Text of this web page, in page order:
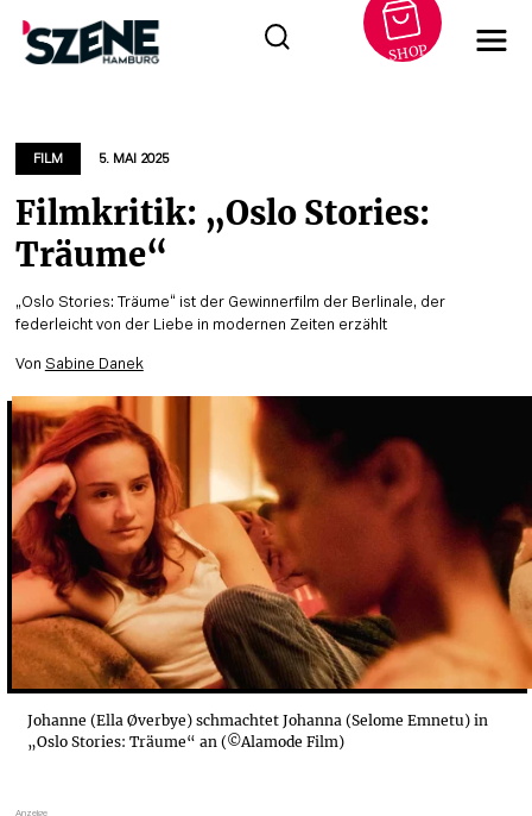
springen
SHOP
FILM 5. MAI 2025
Filmkritik: „Oslo Stories:
Träume“
„Oslo Stories: Träume“ ist der Gewinnerfilm der Berlinale, der
federleicht von der Liebe in modernen Zeiten erzählt
Von Sabine Danek
Johanne (Ella Øverbye) schmachtet Johanna (Selome Emnetu) in
„Oslo Stories: Träume“ an (©Alamode Film)